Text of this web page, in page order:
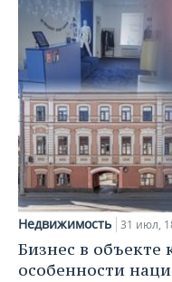
Недвижимость 31 июл,
Бизнес в объекте
особенности